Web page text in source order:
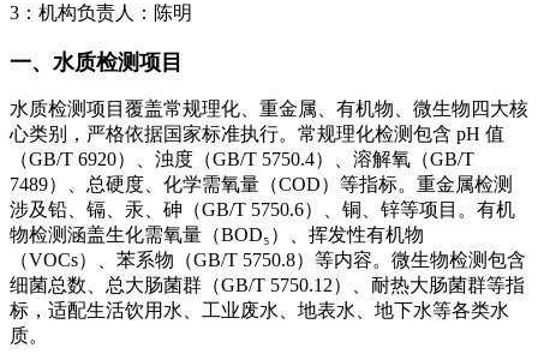
3：机构负责人：陈明
一、水质检测项目
水质检测项目覆盖常规理化、重金属、有机物、微生物四大核
心类别，严格依据国家标准执行。常规理化检测包含 pH 值
（GB/T 6920）、浊度（GB/T 5750.4）、溶解氧（GB/T
7489）、总硬度、化学需氧量（COD）等指标。重金属检测
涉及铅、镉、汞、砷（GB/T 5750.6）、铜、锌等项目。有机
物检测涵盖生化需氧量（BOD₅）、挥发性有机物
（VOCs）、苯系物（GB/T 5750.8）等内容。微生物检测包含
细菌总数、总大肠菌群（GB/T 5750.12）、耐热大肠菌群等指
标，适配生活饮用水、工业废水、地表水、地下水等各类水
质。